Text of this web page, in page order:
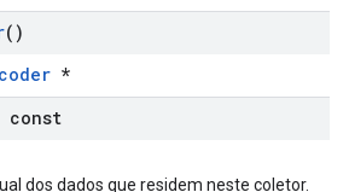
()
*
const
dos dados que residem neste coletor.